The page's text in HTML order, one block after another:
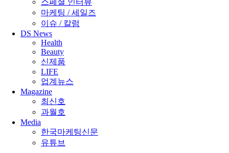
마케팅 / 세일즈
이슈 / 칼럼
DS News
Health
Beauty
신제품
LIFE
업계뉴스
Magazine
최신호
과월호
Media
한국마케팅신문
유튜브